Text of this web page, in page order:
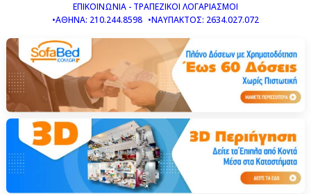
ΕΠΙΚΟΙΝΩΝΙΑ - ΤΡΑΠΕΖΙΚΟΙ ΛΟΓΑΡΙΑΣΜΟΙ
•ΑΘΗΝΑ: 210.244.8598 •ΝΑΥΠΑΚΤΟΣ: 2634.027.072